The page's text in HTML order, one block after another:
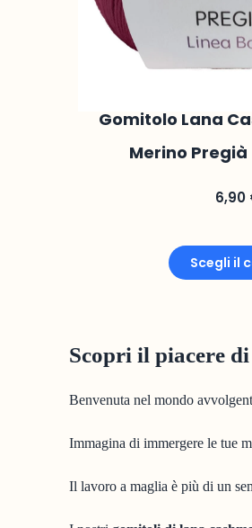
Gomitolo Lana
Merino
6,90
Scegli il
Scopri il piacere
Benvenuta nel mondo
Immagina di immergere le tue
Il lavoro a maglia è più di un